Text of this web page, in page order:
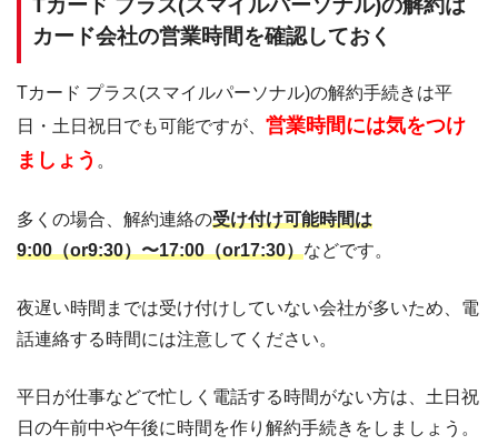
Tカード プラス(スマイルパーソナル)の解約は
カード会社の営業時間を確認しておく
Tカード プラス(スマイルパーソナル)の解約手続きは平
日・土日祝日でも可能ですが、 営業時間には気をつけ
ましょう 。
多くの場合、解約連絡の受け付け可能時間は
9:00（or9:30）〜17:00（or17:30）などです。
夜遅い時間までは受け付けしていない会社が多いため、電
話連絡する時間には注意してください。
平日が仕事などで忙しく電話する時間がない方は、土日祝
日の午前中や午後に時間を作り解約手続きをしましょう。